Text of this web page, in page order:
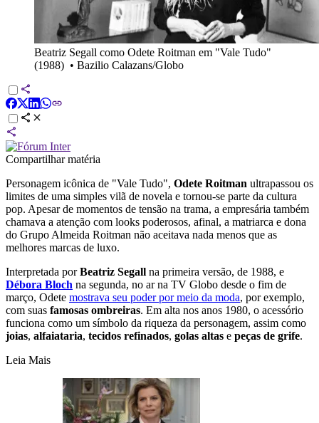
Beatriz Segall como Odete Roitman em "Vale Tudo"
(1988) • Bazilio Calazans/Globo
Compartilhar matéria
Personagem icônica de "Vale Tudo", Odete Roitman ultrapassou os
limites de uma simples vilã de novela e tornou-se parte da cultura
pop. Apesar de momentos de tensão na trama, a empresária também
chamava a atenção com looks poderosos, afinal, a matriarca e dona
do Grupo Almeida Roitman não aceitava nada menos que as
melhores marcas de luxo.
Interpretada porBeatriz Segall na primeira versão, de 1988, e
Débora Bloch na segunda, no ar na TV Globo desde o fim de
março, Odete mostrava seu poder por meio da moda, por exemplo,
com suas famosas ombreiras. Em alta nos anos 1980, o acessório
funciona como um símbolo da riqueza da personagem, assim como
joias, alfaiataria, tecidos refinados, golas altas e peças de grife.
Leia Mais